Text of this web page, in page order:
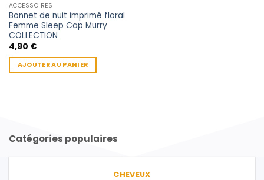
ACCESSOIRES
Bonnet de nuit imprimé floral
Femme Sleep Cap Murry
COLLECTION
4,90 €
AJOUTER AU PANIER
Catégories populaires
CHEVEUX